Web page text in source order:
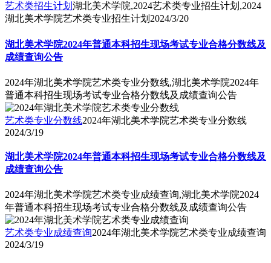
艺术类招生计划 湖北美术学院,2024艺术类专业招生计划,2024
湖北美术学院艺术类专业招生计划 2024/3/20
湖北美术学院2024年普通本科招生现场考试专业合格分数线及
成绩查询公告
2024年湖北美术学院艺术类专业分数线,湖北美术学院2024年
普通本科招生现场考试专业合格分数线及成绩查询公告
艺术类专业分数线2024年湖北美术学院艺术类专业分数线
2024/3/19
湖北美术学院2024年普通本科招生现场考试专业合格分数线及
成绩查询公告
2024年湖北美术学院艺术类专业成绩查询,湖北美术学院2024
年普通本科招生现场考试专业合格分数线及成绩查询公告
艺术类专业成绩查询2024年湖北美术学院艺术类专业成绩查询
2024/3/19